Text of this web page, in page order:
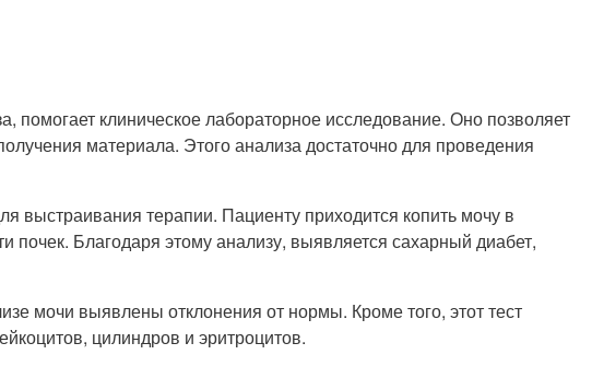
помогает клиническое лабораторное исследование. Оно позволяет
материала. Этого анализа достаточно для проведения
выстраивания терапии. Пациенту приходится копить мочу в
почек. Благодаря этому анализу, выявляется сахарный диабет,
мочи выявлены отклонения от нормы. Кроме того, этот тест
цилиндров и эритроцитов.